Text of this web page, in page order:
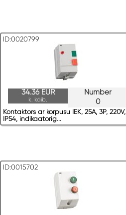
ID:0020799
Number
0
34.36 EUR
k. käib.
Kontaktors ar korpusu IEK, 25A, 3P, 220V,
IP54, indikaatorig...
ID:0015702